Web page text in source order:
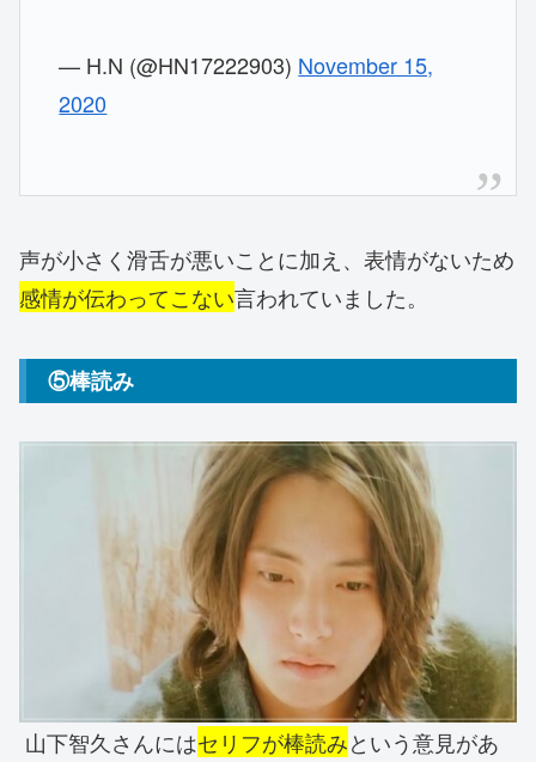
— H.N (@HN17222903) November 15,
2020
声が小さく滑舌が悪いことに加え、表情がないため
感情が伝わってこない言われていました。
⑤棒読み
山下智久さんにはセリフが棒読みという意見があ